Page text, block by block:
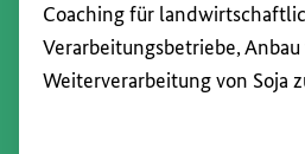
Coachingfür
Verarbeitungsbetriebe, Anbau
Weiterverarbeitung von Soja